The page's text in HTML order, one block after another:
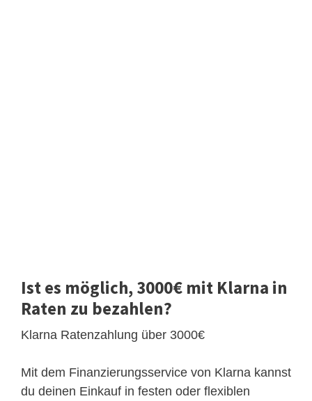
Ist es möglich, 3000€ mit Klarna in
Raten zu bezahlen?
Klarna Ratenzahlung über 3000€
Mit dem Finanzierungsservice von Klarna kannst
du deinen Einkauf in festen oder flexiblen